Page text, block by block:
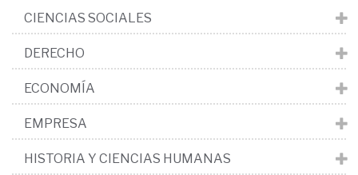
CIENCIAS SOCIALES
DERECHO
ECONOMÍA
EMPRESA
HISTORIA Y CIENCIAS HUMANAS